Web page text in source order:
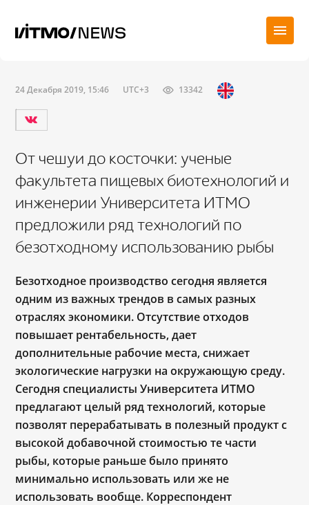
24 Декабря 2019, 15:46 UTC+3 13342
От чешуи до косточки: ученые
факультета пищевых биотехнологий и
инженерии Университета ИТМО
предложили ряд технологий по
безотходному использованию рыбы
Безотходное производство сегодня является
одним из важных трендов в самых разных
отраслях экономики. Отсутствие отходов
повышает рентабельность, дает
дополнительные рабочие места, снижает
экологические нагрузки на окружающую среду.
Сегодня специалисты Университета ИТМО
предлагают целый ряд технологий, которые
позволят перерабатывать в полезный продукт с
высокой добавочной стоимостью те части
рыбы, которые раньше было принято
минимально использовать или же не
использовать вообще. Корреспондент